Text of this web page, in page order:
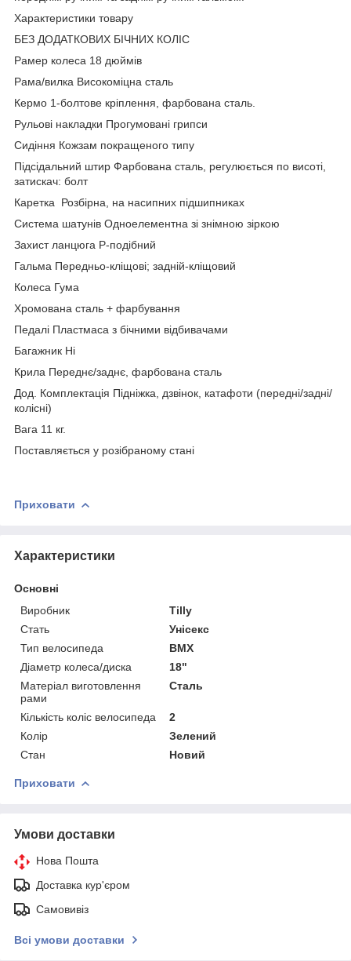
Характеристики товару
БЕЗ ДОДАТКОВИХ БІЧНИХ КОЛІС
Рамер колеса 18 дюймів
Рама/вилка Високоміцна сталь
Кермо 1-болтове кріплення, фарбована сталь.
Рульові накладки Прогумовані грипси
Сидіння Кожзам покращеного типу
Підсідальний штир Фарбована сталь, регулюється по висоті,
затискач: болт
Каретка Розбірна, на насипних підшипниках
Система шатунів Одноелементна зі знімною зіркою
Захист ланцюга Р-подібний
Гальма Передньо-кліщові; задній-кліщовий
Колеса Гума
Хромована сталь + фарбування
Педалі Пластмаса з бічними відбивачами
Багажник Ні
Крила Переднє/заднє, фарбована сталь
Дод. Комплектація Підніжка, дзвінок, катафоти (передні/задні/
колісні)
Вага 11 кг.
Поставляється у розібраному стані
Приховати
Характеристики
Основні
Виробник
Tilly
Стать
Унісекс
Тип велосипеда
BMX
Діаметр колеса/диска
18"
Матеріал виготовлення
рами
Сталь
Кількість коліс велосипеда
2
Колір
Зелений
Стан
Новий
Приховати
Умови доставки
Нова Пошта
Доставка кур'єром
Самовивіз
Всі умови доставки